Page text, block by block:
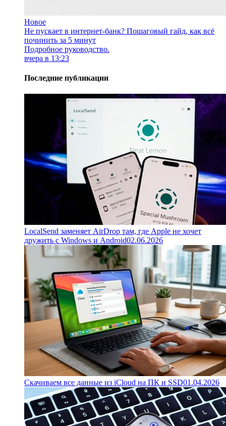
Новое
Не пускает в интернет-банк? Пошаговый гайд, как всё
починить за 5 минут
Подробное руководство.
вчера в 13:23
Последние публикации
LocalSend заменяет AirDrop там, где Apple не хочет
дружить с Windows и Android02.06.2026
Скачиваем все данные из iCloud на ПК и SSD01.04.2026